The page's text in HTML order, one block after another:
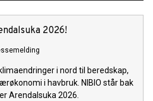
2026!
i nord til beredskap,
i havbruk. NIBIO står bak
Arendalsuka 2026.